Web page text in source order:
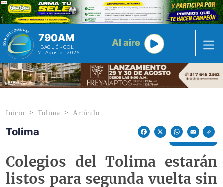
Pasar al contenido principal
790AM
IBAGUÉ - COL
7 · Agosto · 2026
Al aire
Inicio Tolima Artículo
Econoticias y Eventos
Tolima
FacebookX WhatsAppEmail
Colegios del Tolima estarán
listos para segunda vuelta sin